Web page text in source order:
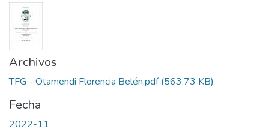
Archivos
TFG - Otamendi Florencia Belén.pdf(563.73 KB)
Fecha
2022-11